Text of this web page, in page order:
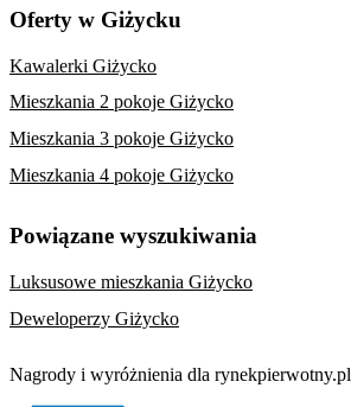
Oferty w Giżycku
Kawalerki Giżycko
Mieszkania 2 pokoje Giżycko
Mieszkania 3 pokoje Giżycko
Mieszkania 4 pokoje Giżycko
Powiązane wyszukiwania
Luksusowe mieszkania Giżycko
Deweloperzy Giżycko
Nagrody i wyróżnienia dla rynekpierwotny.pl